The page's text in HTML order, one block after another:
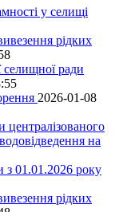
у селищі
рідких
селищної ради
2026-01-08
централізованого
на
з 01.01.2026 року
рідких